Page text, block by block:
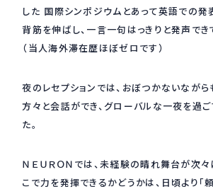
研究開発 R&D
新着情報 News&Topics
採用情報 Recruit
した 国際シンポジウムとあって英語での発
背筋を伸ばし、一言一句はっきりと発声でき
（当人海外滞在歴ほぼゼロです）
夜のレセプションでは、おぼつかないなが
方々と会話ができ、グローバルな一夜を過ご
た。
ＮＥＵＲＯＮでは、未経験の晴れ舞台が次々
こで力を発揮できるかどうかは、日頃より「